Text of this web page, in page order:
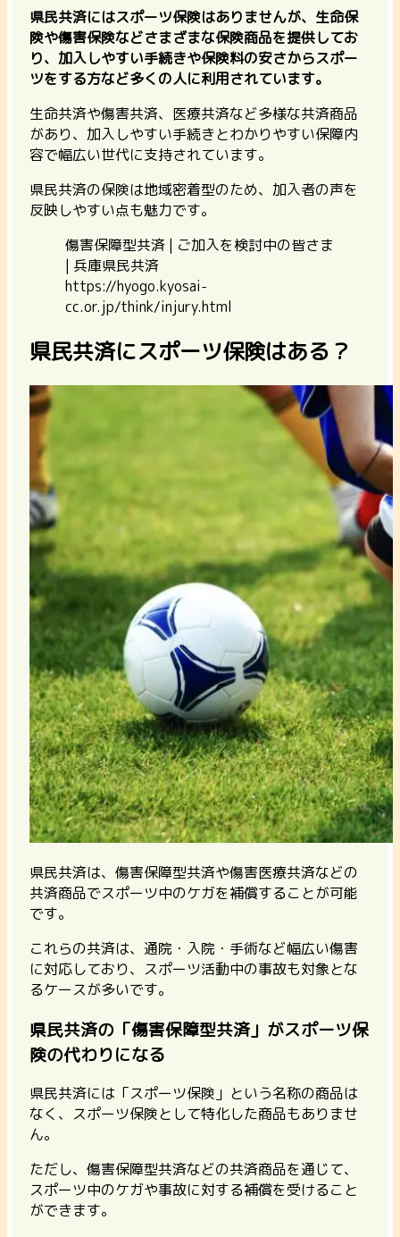
県民共済にはスポーツ保険はありませんが、生命保
険や傷害保険などさまざまな保険商品を提供してお
り、加入しやすい手続きや保険料の安さからスポー
ツをする方など多くの人に利用されています。
生命共済や傷害共済、医療共済など多様な共済商品
があり、加入しやすい手続きとわかりやすい保障内
容で幅広い世代に支持されています。
県民共済の保険は地域密着型のため、加入者の声を
反映しやすい点も魅力です。
傷害保障型共済 | ご加入を検討中の皆さま
| 兵庫県民共済
https://hyogo.kyosai-
cc.or.jp/think/injury.html
県民共済にスポーツ保険はある？
県民共済は、傷害保障型共済や傷害医療共済などの
共済商品でスポーツ中のケガを補償することが可能
です。
これらの共済は、通院・入院・手術など幅広い傷害
に対応しており、スポーツ活動中の事故も対象とな
るケースが多いです。
県民共済の「傷害保障型共済」がスポーツ保
険の代わりになる
県民共済には「スポーツ保険」という名称の商品は
なく、スポーツ保険として特化した商品もありませ
ん。
ただし、傷害保障型共済などの共済商品を通じて、
スポーツ中のケガや事故に対する補償を受けること
ができます。